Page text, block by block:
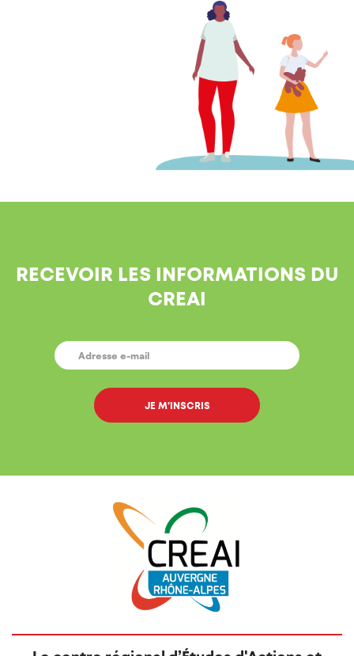
RECEVOIR LES INFORMATIONS DU
CREAI
E-
MAIL *